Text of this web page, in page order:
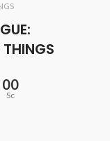
00
Sc